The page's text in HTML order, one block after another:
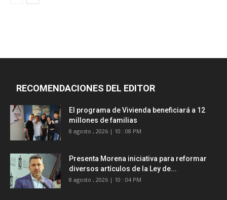
RECOMENDACIONES DEL EDITOR
El programa de Vivienda beneficiará a 12
millones de familias
8 agosto , 2026 | 10 : 08 PM
Presenta Morena iniciativa para reformar
diversos artículos de la Ley de...
8 agosto , 2026 | 10 : 04 PM